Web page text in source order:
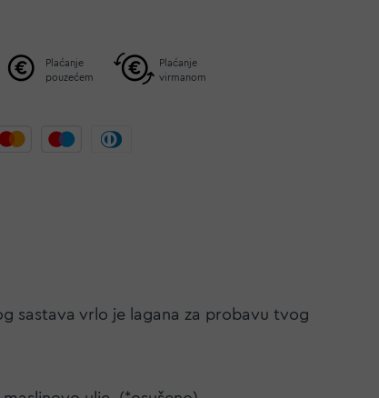
Plaćanje
pouzećem
Plaćanje
virmanom
sastava vrlo je lagana za probavu tvog